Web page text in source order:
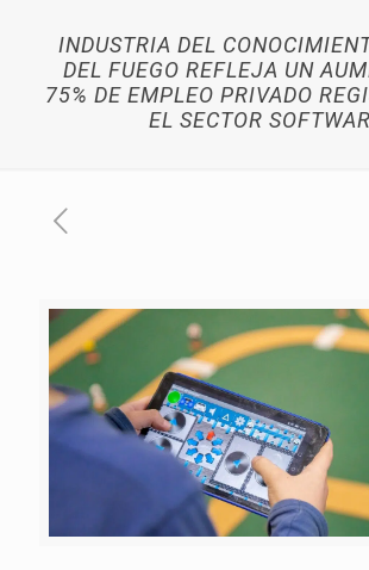
INDUSTRIA DEL
DEL FUEGO REFLEJA UN
75% DE EMPLEO PRIVADO
EL SECTOR